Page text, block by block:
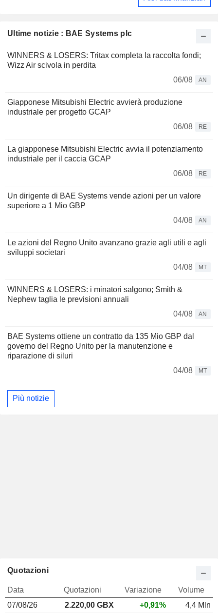
Ultime notizie : BAE Systems plc
WINNERS & LOSERS: Tritax completa la raccolta fondi;
Wizz Air scivola in perdita
06/08
AN
Giapponese Mitsubishi Electric avvierà produzione
industriale per progetto GCAP
06/08
RE
La giapponese Mitsubishi Electric avvia il potenziamento
industriale per il caccia GCAP
06/08
RE
Un dirigente di BAE Systems vende azioni per un valore
superiore a 1 Mio GBP
04/08
AN
Le azioni del Regno Unito avanzano grazie agli utili e agli
sviluppi societari
04/08
MT
WINNERS & LOSERS: i minatori salgono; Smith &
Nephew taglia le previsioni annuali
04/08
AN
BAE Systems ottiene un contratto da 135 Mio GBP dal
governo del Regno Unito per la manutenzione e
riparazione di siluri
04/08
MT
Più notizie
Quotazioni
Data Quotazioni Variazione
Volume
07/08/26
2.220,00 GBX +0,91%
4,4 Mln